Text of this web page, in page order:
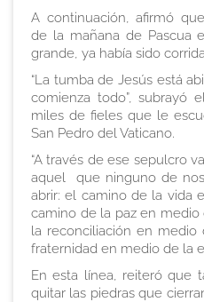
A continuación, afirmó
de la mañana de Pascua
grande, ya había sido
“La tumba de Jesús está
comienza todo”, subrayó
miles de fieles que le
San Pedro del Vaticano.
“A través de ese sepulcro
aquel que ninguno de
abrir: el camino de la vida
camino de la paz en
la reconciliación en
fraternidad en medio de la
En esta línea, reiteró que
quitar las piedras que